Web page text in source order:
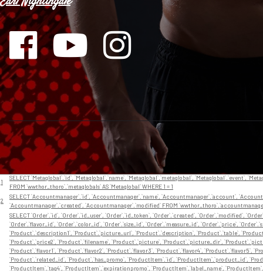
// En app/View/Layouts/default.ctp
Nr Query
1
SELECT `Metaglobal`.`id`, `Metaglobal`.`name`, `Metaglobal`.`metaglobal`, `Metaglobal`.`event`,
FROM `wwthor_thoro`.`metaglobals` AS `Metaglobal` WHERE 1 = 1
2
SELECT `Accountmanager`.`id`, `Accountmanager`.`name`, `Accountmanager`.`account`,
`Accountmanager`.`created`, `Accountmanager`.`modified` FROM
SELECT `Order`.`id`, `Order`.`id_user`, `Order`.`id_token`, `Order`.`created`, `Order`.`modified`,
`Order`.`flavor_id`, `Order`.`color_id`, `Order`.`size_id`, `Order`.`measure_id`, `Order`.`price`,
`Product`.`description1`, `Product`.`picture_url`, `Product`.`description`, `Product`.`table`,
`Product`.`price2`, `Product`.`filename`, `Product`.`picture`, `Product`.`picture_dir`,
`Product`.`flavor1`, `Product`.`flavor2`, `Product`.`flavor3`, `Product`.`flavor4`, `Product`.`flavor5`,
`Product`.`related_id`, `Product`.`has_promo`, `ProductItem`.`id`, `ProductItem`.`product_id`,
`ProductItem`.`tag4`, `ProductItem`.`expirationpromo`, `ProductItem`.`label_name`,